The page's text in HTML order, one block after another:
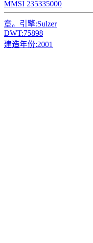
MMSI 235335000
章。引擎:Sulzer
DWT:75898
建造年份:2001